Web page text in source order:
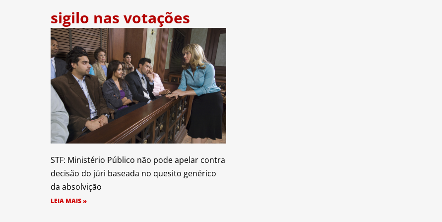
sigilo nas votações
STF: Ministério Público não pode apelar contra
decisão do júri baseada no quesito genérico
da absolvição
LEIA MAIS »